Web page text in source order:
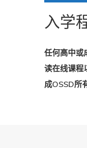
入学
任何高中或
读在线课程
成OSSD所